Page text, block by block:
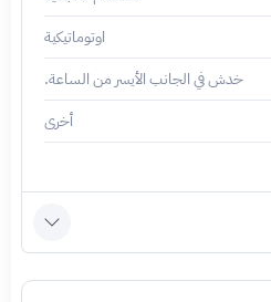
اوتوماتيكية
خدش في الجانب الأيسر من الساعة.
أخرى